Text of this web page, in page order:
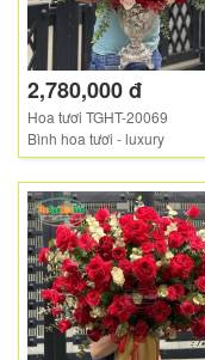
2,780,000 đ
Hoa tươi TGHT-20069
Bình hoa tươi - luxury